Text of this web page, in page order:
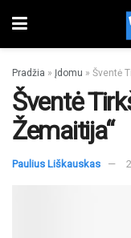
Pradžia » Įdomu » Šventė
Šventė
Žemaitija“
Paulius Liškauskas